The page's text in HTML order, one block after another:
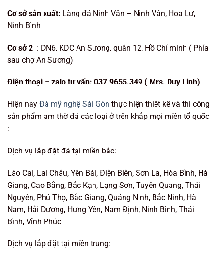
Cơ sở sản xuất: Làng đá Ninh Vân – Ninh Vân, Hoa Lư,
Ninh Bình
Cơ sở 2 : DN6, KDC An Sương, quận 12, Hồ Chí minh ( Phía
sau chợ An Sương)
Điện thoại – zalo tư vấn: 037.9655.349 ( Mrs. Duy Linh)
Hiện nay Đá mỹ nghệ Sài Gòn thực hiện thiết kế và thi công
sản phẩm am thờ đá các loại ở trên khắp mọi miền tổ quốc
:
Dịch vụ lắp đặt đá tại miền bắc:
Lào Cai, Lai Châu, Yên Bái, Điện Biên, Sơn La, Hòa Bình, Hà
Giang, Cao Bằng, Bắc Kạn, Lạng Sơn, Tuyên Quang, Thái
Nguyên, Phú Thọ, Bắc Giang, Quảng Ninh, Bắc Ninh, Hà
Nam, Hải Dương, Hưng Yên, Nam Định, Ninh Bình, Thái
Bình, Vĩnh Phúc.
Dịch vụ lắp đặt tại miền trung: